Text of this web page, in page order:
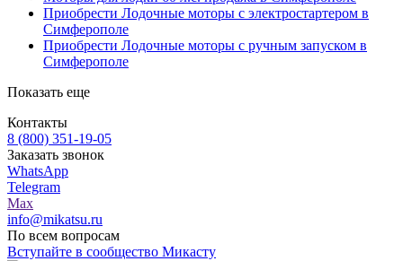
Приобрести Лодочные моторы с электростартером в
Симферополе
Приобрести Лодочные моторы с ручным запуском в
Симферополе
Показать еще
Контакты
8 (800) 351-19-05
Заказать звонок
WhatsApp
Telegram
Max
info@mikatsu.ru
По всем вопросам
Вступайте в сообщество Микасту